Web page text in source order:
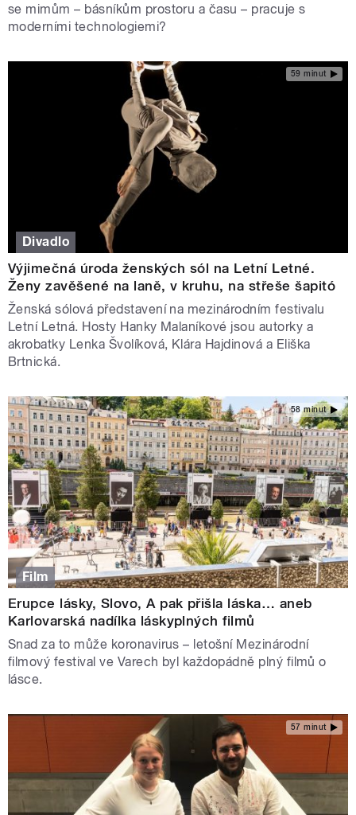
se mimům – básníkům prostoru a času – pracuje s
moderními technologiemi?
59 minut
Divadlo
Výjimečná úroda ženských sól na Letní Letné.
Ženy zavěšené na laně, v kruhu, na střeše šapitó
Ženská sólová představení na mezinárodním festivalu
Letní Letná. Hosty Hanky Malaníkové jsou autorky a
akrobatky Lenka Švolíková, Klára Hajdinová a Eliška
Brtnická.
58 minut
Film
Erupce lásky, Slovo, A pak přišla láska… aneb
Karlovarská nadílka láskyplných filmů
Snad za to může koronavirus – letošní Mezinárodní
filmový festival ve Varech byl každopádně plný filmů o
lásce.
57 minut